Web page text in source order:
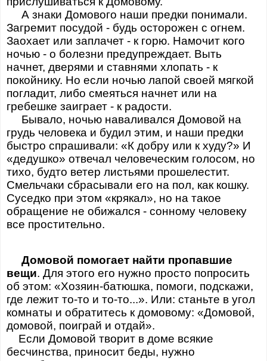
А знаки Домового наши предки понимали.
Загремит посудой - будь осторожен с огнем.
Заохает или заплачет - к горю. Намочит кого
ночью - о болезни предупреждает. Выть
начнет, дверями и ставнями хлопать - к
покойнику. Но если ночью лапой своей мягкой
погладит, либо смеяться начнет или на
гребешке заиграет - к радости.
Бывало, ночью наваливался Домовой на
грудь человека и будил этим, и наши предки
быстро спрашивали: «К добру или к худу?» И
«дедушко» отвечал человеческим голосом, но
тихо, будто ветер листьями прошелестит.
Смельчаки сбрасывали его на пол, как кошку.
Суседко при этом «крякал», но на такое
обращение не обижался - сонному человеку
все простительно.
Домовой помогает найти пропавшие
вещи. Для этого его нужно просто попросить
об этом: «Хозяин-батюшка, помоги, подскажи,
где лежит то-то и то-то...». Или: станьте в угол
комнаты и обратитесь к домовому: «Домовой,
домовой, поиграй и отдай».
Если Домовой творит в доме всякие
бесчинства, приносит беды, нужно